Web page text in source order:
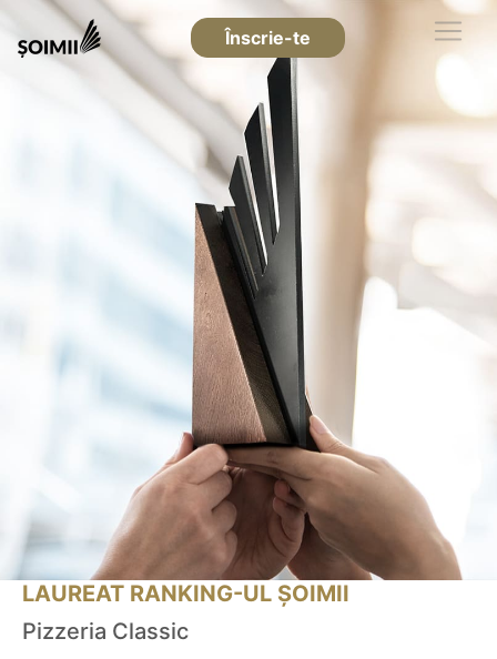
Înscrie-te
LAUREAT RANKING-UL ȘOIMII
Pizzeria Classic